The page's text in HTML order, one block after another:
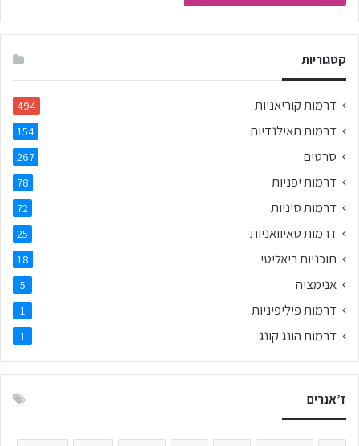
קטגוריות
דרמות קוריאניות 494
דרמות תאילנדיות 154
סרטים 267
דרמות יפניות 78
דרמות סיניות 72
דרמות טאיוואניות 25
תוכניות ריאליטי 18
אנימציה 5
דרמות פיליפיניות 1
דרמות הונג קונג 1
ז’אנרים